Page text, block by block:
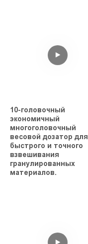
10-головочный
экономичный
многоголовочный
весовой дозатор для
быстрого и точного
взвешивания
гранулированных
материалов.